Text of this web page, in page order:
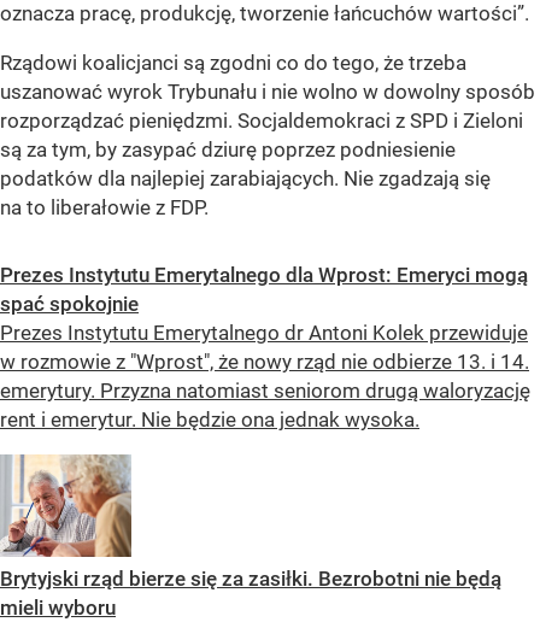
oznacza pracę, produkcję, tworzenie łańcuchów wartości”.
Rządowi koalicjanci są zgodni co do tego, że trzeba
uszanować wyrok Trybunału i nie wolno w dowolny sposób
rozporządzać pieniędzmi. Socjaldemokraci z SPD i Zieloni
są za tym, by zasypać dziurę poprzez podniesienie
podatków dla najlepiej zarabiających. Nie zgadzają się
na to liberałowie z FDP.
Prezes Instytutu Emerytalnego dla Wprost: Emeryci mogą
spać spokojnie
Prezes Instytutu Emerytalnego dr Antoni Kolek przewiduje
w rozmowie z "Wprost", że nowy rząd nie odbierze 13. i 14.
emerytury. Przyzna natomiast seniorom drugą waloryzację
rent i emerytur. Nie będzie ona jednak wysoka.
Brytyjski rząd bierze się za zasiłki. Bezrobotni nie będą
mieli wyboru